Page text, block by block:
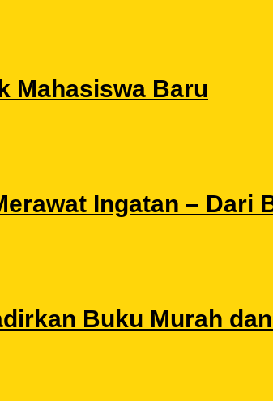
Mahasiswa Baru
Ingatan – Dari
Buku Murah